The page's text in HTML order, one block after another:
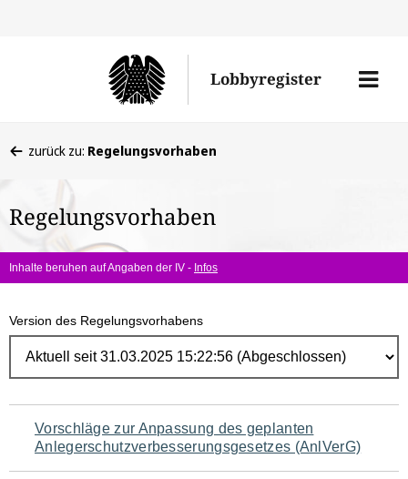
Lobbyregister
Menü
befinden
hier:
zurück zu: Regelungsvorhaben
Regelungsvorhaben
Inhalte beruhen auf Angaben der IV - Infos
Version des Regelungsvorhabens
Navigation
für
Vorschläge zur Anpassung des geplanten
Anlegerschutzverbesserungsgesetzes (AnlVerG)